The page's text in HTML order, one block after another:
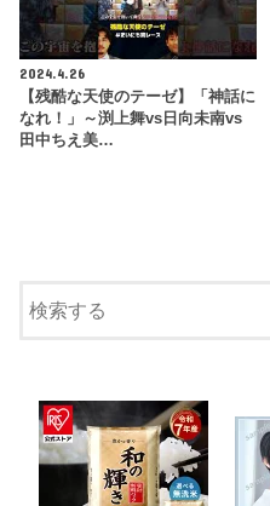
2024.4.26
【残酷な天使のテーゼ】「神話に
なれ！」～渕上舞vs日向未南vs
田中ちえ美…